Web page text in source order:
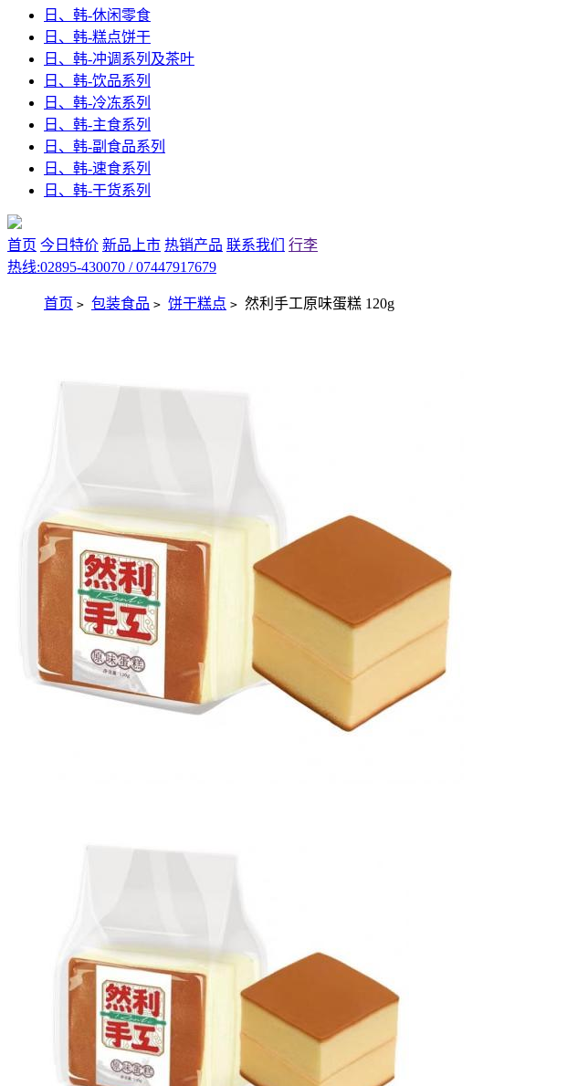
日、韩-休闲零食
日、韩-糕点饼干
日、韩-冲调系列及茶叶
日、韩-饮品系列
日、韩-冷冻系列
日、韩-主食系列
日、韩-副食品系列
日、韩-速食系列
日、韩-干货系列
首页 今日特价 新品上市 热销产品 联系我们
行李
热线:02895-430070 / 07447917679
首页 > 包装食品 > 饼干糕点 > 然利手工原味蛋糕 120g